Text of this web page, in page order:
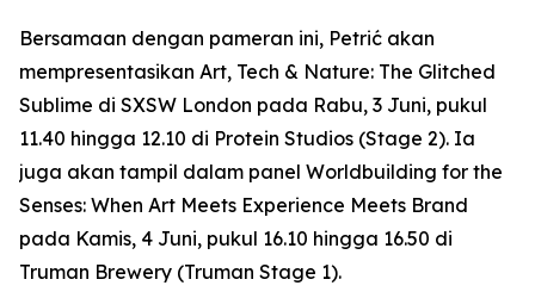
Bersamaan dengan pameran ini, Petrić akan
mempresentasikan Art, Tech & Nature: The Glitched
Sublime di SXSW London pada Rabu, 3 Juni, pukul
11.40 hingga 12.10 di Protein Studios (Stage 2). Ia
juga akan tampil dalam panel Worldbuilding for the
Senses: When Art Meets Experience Meets Brand
pada Kamis, 4 Juni, pukul 16.10 hingga 16.50 di
Truman Brewery (Truman Stage 1).